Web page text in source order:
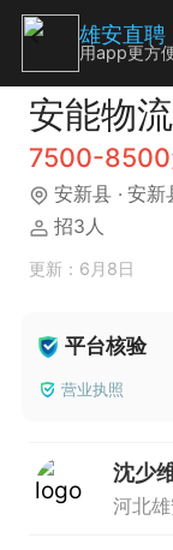
安能物
7500-8500
安新县 · 安新
招3人
更新：6月8日
平台核验
营业执照
沈少
河北
雄安直聘
用app更方